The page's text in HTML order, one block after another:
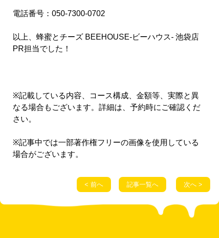
電話番号：050-7300-0702
以上、蜂蜜とチーズ BEEHOUSE-ビーハウス- 池袋店
PR担当でした！
※記載している内容、コース構成、金額等、実際と異
なる場合もございます。詳細は、予約時にご確認くだ
さい。
※記事中では一部著作権フリーの画像を使用している
場合がございます。
< 前へ 記事一覧へ 次へ >